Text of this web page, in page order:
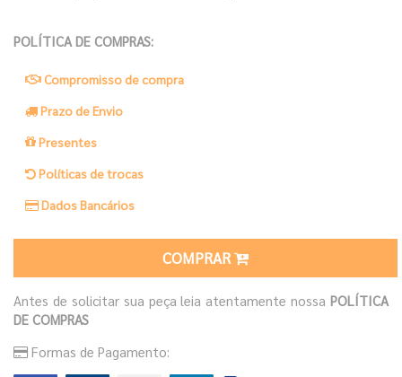
POLÍTICA DE COMPRAS:
Compromisso de compra
Prazo de Envio
Presentes
Políticas de trocas
Dados Bancários
COMPRAR
Antes de solicitar sua peça leia atentamente nossa POLÍTICA
DE COMPRAS
Formas de Pagamento: